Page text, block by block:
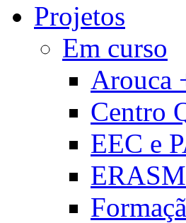
Projetos
Em curso
Arouca
Centro
EEC e